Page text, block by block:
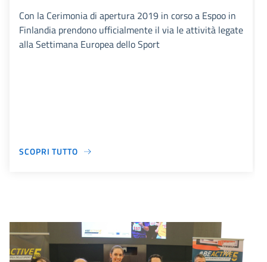
Con la Cerimonia di apertura 2019 in corso a Espoo in
Finlandia prendono ufficialmente il via le attività legate
alla Settimana Europea dello Sport
SCOPRI TUTTO